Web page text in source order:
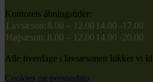
Kontorets åbningstider:
Lavsæson: 8.00 – 12.00 14.00 -17.00
Højsæson: 8.00 – 12.00 14.00 -20.00
Alle hverdage i lavsæsonen lukker vi
Cookies og persondata